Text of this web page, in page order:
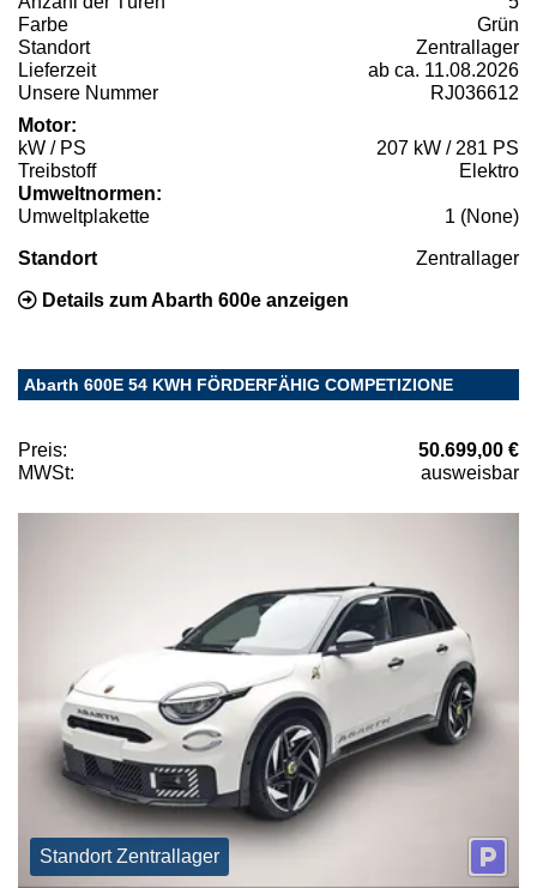
Farbe
Grün
Standort
Zentrallager
Lieferzeit
ab ca. 11.08.2026
Unsere Nummer
RJ036612
Motor:
kW / PS
207 kW / 281 PS
Treibstoff
Elektro
Umweltnormen:
Umweltplakette
1 (None)
Standort Zentrallager
Details zum Abarth 600e anzeigen
Abarth 600E 54 KWH FÖRDERFÄHIG COMPETIZIONE
Preis:
50.699,00 €
MWSt:
ausweisbar
Standort Zentrallager